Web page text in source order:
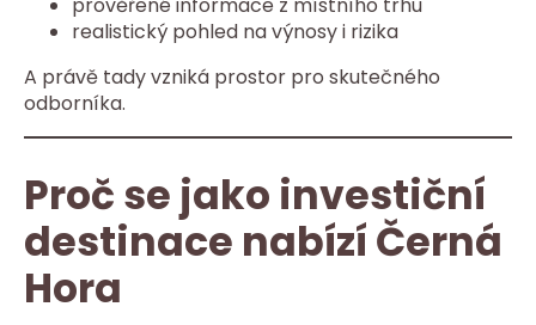
prověřené informace z místního trhu
realistický pohled na výnosy i rizika
A právě tady vzniká prostor pro skutečného
odborníka.
Proč se jako investiční
destinace nabízí Černá
Hora